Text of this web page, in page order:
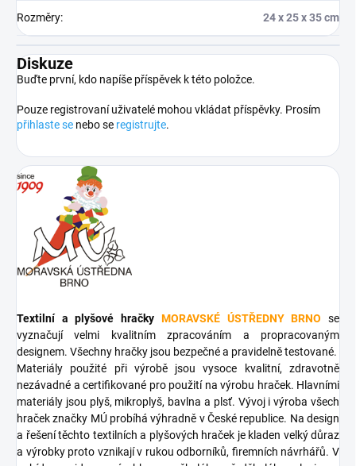
Rozměry: 24 x 25 x 35 cm
Diskuze
Buďte první, kdo napíše příspěvek k této položce.
Pouze registrovaní uživatelé mohou vkládat příspěvky. Prosím
přihlaste se nebo se registrujte.
Textilní a plyšové hračky MORAVSKÉ ÚSTŘEDNY BRNO se
vyznačují velmi kvalitním zpracováním a propracovaným
designem. Všechny hračky jsou bezpečné a pravidelně testované.
Materiály použité při výrobě jsou vysoce kvalitní, zdravotně
nezávadné a certifikované pro použití na výrobu hraček. Hlavními
materiály jsou plyš, mikroplyš, bavlna a plsť. Vývoj i výroba všech
hraček značky MÚ probíhá výhradně v České republice. Na design
a řešení těchto textilních a plyšových hraček je kladen velký důraz
a výrobky proto vznikají v rukou odborníků, firemních návrhářů. V